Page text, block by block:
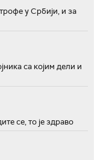
у Србији, и за
са којим дели и
се, то је здраво